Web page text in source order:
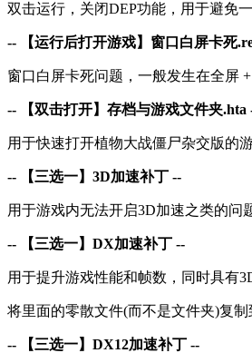
双击运行，关闭DEP功能，用于避免
-- 【运行后打开游戏】窗口白屏卡死
窗口白屏卡死问题，一般发生在全屏
-- 【双击打开】存档与游戏文件夹.hta
用于快速打开植物大战僵尸杂交版的
-- 【三选一】3D加速补丁 --
用于游戏内无法开启3D加速之类的问
-- 【三选一】DX加速补丁 --
用于提升游戏性能和帧数，同时具有
将里面的零散文件(而不是文件夹)复
-- 【三选一】DX12加速补丁 --